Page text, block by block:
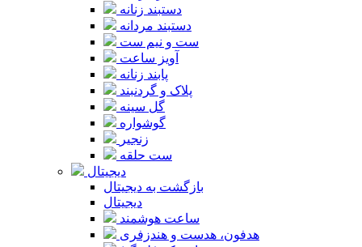
دستبند زنانه
دستبند مردانه
ست و نیم ست
آویز ساعت
پابند زنانه
پلاک و گردنبند
گل سینه
گوشواره
زنجیر
ست حلقه
دیجیتال
بازگشت به دیجیتال
دیجیتال
ساعت هوشمند
هدفون، هدست و هندزفری